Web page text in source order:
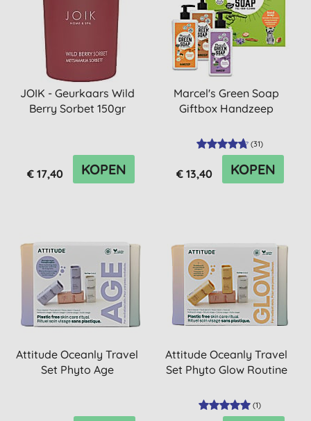
JOIK - Geurkaars Wild
Berry Sorbet 150gr
€ 17,40 KOPEN
Marcel's Green Soap
Giftbox Handzeep
(31)
€ 13,40 KOPEN
Attitude Oceanly Travel
Set Phyto Age
Attitude Oceanly Travel
Set Phyto Glow Routine
(1)